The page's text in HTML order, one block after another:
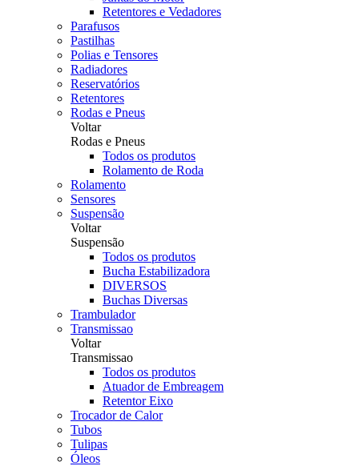
Retentores e Vedadores
Parafusos
Pastilhas
Polias e Tensores
Radiadores
Reservatórios
Retentores
Rodas e Pneus
Voltar
Rodas e Pneus
Todos os produtos
Rolamento de Roda
Rolamento
Sensores
Suspensão
Voltar
Suspensão
Todos os produtos
Bucha Estabilizadora
DIVERSOS
Buchas Diversas
Trambulador
Transmissao
Voltar
Transmissao
Todos os produtos
Atuador de Embreagem
Retentor Eixo
Trocador de Calor
Tubos
Tulipas
Óleos